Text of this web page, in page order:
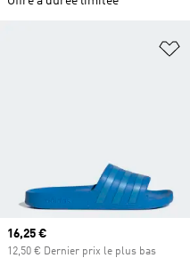
Prix actuel
16,25 €
12,50 € Dernier prix le plus bas